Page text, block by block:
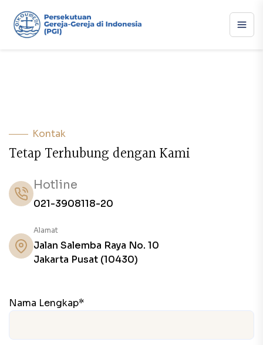
Kontak
Tetap TerhubungdenganKami
Hotline
021-3908118-20
Alamat
Jalan Salemba Raya No. 10
Jakarta Pusat (10430)
Nama Lengkap*